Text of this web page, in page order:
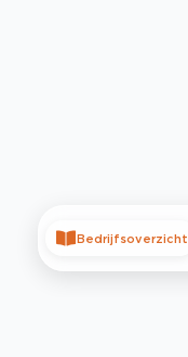
Bedrijfsoverzicht